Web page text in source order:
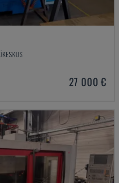
27 000 €